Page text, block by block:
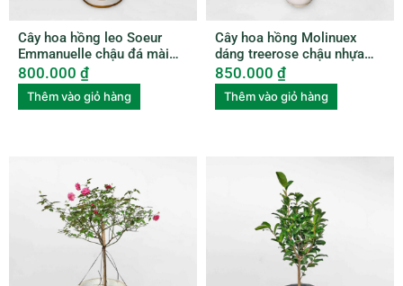
Cây hoa hồng leo Soeur
Emmanuelle chậu đá mài
ROSE003
800.000 ₫
Thêm vào giỏ hàng
Cây hoa hồng Molinuex
dáng treerose chậu nhựa
ROSE004
850.000 ₫
Thêm vào giỏ hàng